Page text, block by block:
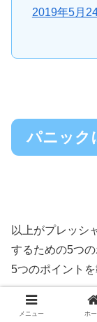
2019年5月
パニック
以上がプレッシ
するための5つ
5つのポイントを
メニュー ホ